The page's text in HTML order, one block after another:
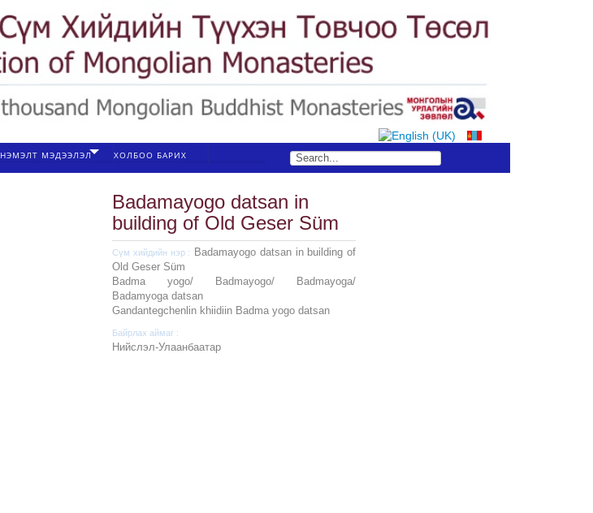
НЭМЭЛТ МЭДЭЭЛЭЛ ХОЛБОО БАРИХ
Badamayogo datsan in
building of Old Geser Süm
Сүм хийдийн нэр :
Badamayogo datsan in building of
Old Geser Süm
Badma yogo/ Badmayogo/ Badmayoga/
Badamyoga datsan
Gandantegchenlin khiidiin Badma yogo datsan
Байрлах аймаг :
Нийслэл-Улаанбаатар